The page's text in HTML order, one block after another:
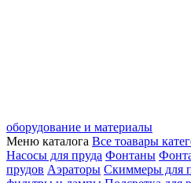
оборудование и материалы
Меню каталога Все тоавары
Насосы для пруда Фонтаны
прудов Аэраторы Скиммеры для